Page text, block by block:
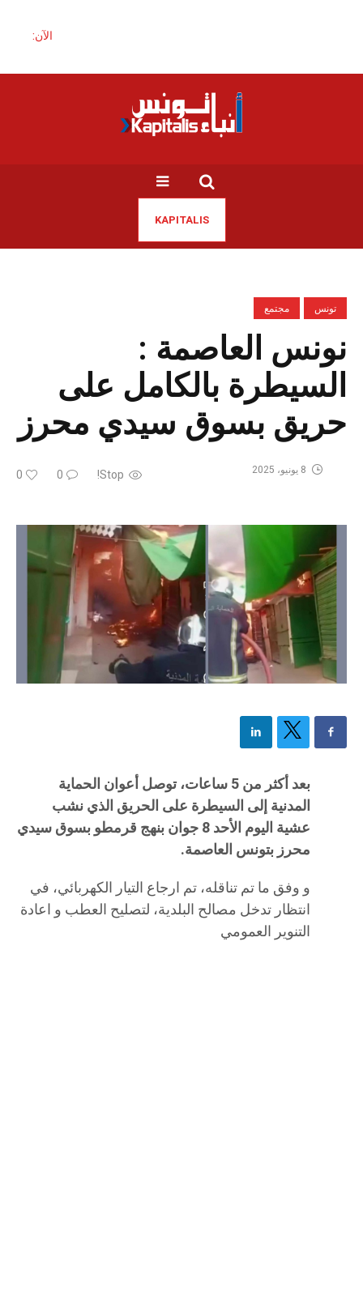
الآن:
KAPITALIS
تونس مجتمع
نونس العاصمة :
السيطرة بالكامل على
حريق بسوق سيدي محرز
Stop!
0
0 8 يونيو، 2025
بعد أكثر من 5 ساعات، توصل أعوان الحماية
المدنية إلى السيطرة على الحريق الذي نشب
عشية اليوم الأحد 8 جوان بنهج قرمطو بسوق سيدي
محرز بتونس العاصمة.
و وفق ما تم تناقله، تم ارجاع التيار الكهربائي، في
انتظار تدخل مصالح البلدية، لتصليح العطب و اعادة
التنوير العمومي